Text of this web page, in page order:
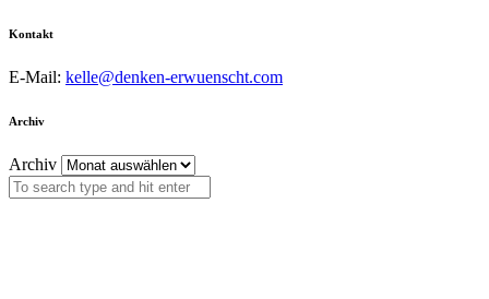
Kontakt
E-Mail: kelle@denken-erwuenscht.com
Archiv
Archiv